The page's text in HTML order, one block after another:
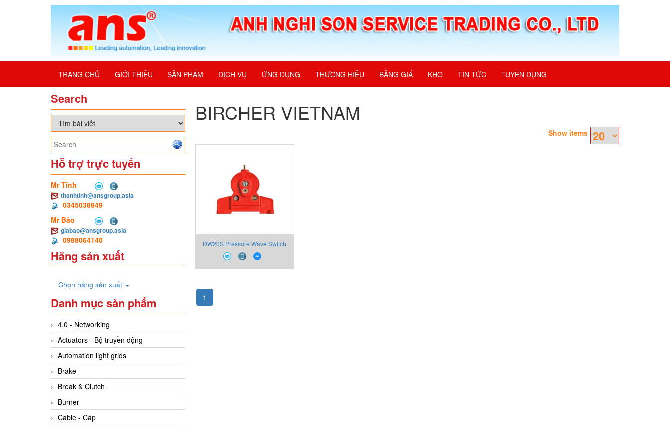
TRANG CHỦ GIỚI THIỆU SẢN PHẨM DỊCH VỤ ỨNG DỤNG THƯƠNG HIỆU BẢNG GIÁ KHO TIN TỨC TUYỂN DỤNG
Search
Hỗ trợ trực tuyến
Mr Tính
thanhtinh@ansgroup.asia
0345038849
Mr Bảo
giabao@ansgroup.asia
0988064140
Hãng sản xuất
Chọn hãng sản xuất
Danh mục sản phẩm
4.0 - Networking
Actuators - Bộ truyền động
Automation light grids
Brake
Break & Clutch
Burner
Cable - Cáp
BIRCHER VIETNAM
Show items
DW20S Pressure Wave Switch
Bircher Vietnam
1